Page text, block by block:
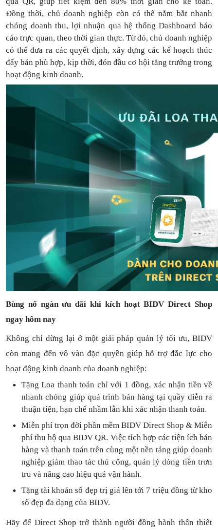
Đồng thời, chủ doanh nghiệp còn có thể nắm bắt nhanh
chóng doanh thu, lợi nhuận qua hệ thống Dashboard báo
cáo trực quan, theo thời gian thực. Từ đó, chủ doanh nghiệp
có thểđưa ra các quyết định, xây dựng các kế hoạch thúc
đẩy bán phù hợp, kịp thời, đón đầu cơ hội tăng trưởng trong
hoạt động kinh doanh.
Bùng nổ ngàn ưu đãi khi kích hoạt BIDV Direct Shop
ngay hôm nay
Không chỉ dừng lại ở một giải pháp quản lý tối ưu, BIDV
còn mang đến vô vàn đặc quyền giúp hỗ trợ đắc lực cho
hoạt động kinh doanh của doanh nghiệp:
Tặng Loa thanh toán chỉ với 1đồng, xác nhận tiền về
nhanh chóng giúp quá trình bán hàng tại quầy diễn ra
thuận tiện, hạn chế nhầm lẫn khi xác nhận thanh toán.
Miễn phí trọn đời phần mềm BIDV Direct Shop & Miễn
phí thu hộ qua BIDV QR. Việc tích hợp các tiện ích bán
hàng và thanh toántrên cùng một nền tảng giúp doanh
nghiệp giảm thao tác thủ công, quản lý dòng tiền trơn
tru và nâng cao hiệu quả vận hành.
Tặngtài khoản số đẹp trị giá lên tới 7 triệu đồng từ kho
số đẹp đa dạng của BIDV.
Hãy để Direct Shop trở thành người đồng hành thân thiết